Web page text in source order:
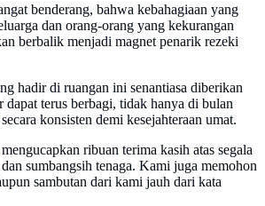
benderang, bahwa kebahagiaan yang
dan orang-orang yang kekurangan
berbalik menjadi magnet penarik rezeki
hadir di ruangan ini senantiasa diberikan
dapat terus berbagi, tidak hanya di bulan
konsisten demi kesejahteraan umat.
ribuan terima kasih atas segala
sumbangsih tenaga. Kami juga memohon
sambutan dari kami jauh dari kata